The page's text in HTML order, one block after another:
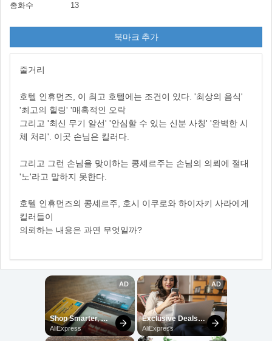
총화수
13
북마크 추가
줄거리
호텔 인휴먼즈, 이 최고 호텔에는 조건이 있다. '최상의 음식'
'최고의 힐링' '매혹적인 오락
그리고 '최신 무기 알선' '안심할 수 있는 신분 사칭' '완벽한 시
체 처리'. 이곳 손님은 킬러다.
그리고 그런 손님을 맞이하는 콩셰르주는 손님의 의뢰에 절대
'노'라고 말하지 못한다.
호텔 인휴먼즈의 콩셰르주, 호시 이쿠로와 하이자키 사라에게
킬러들이
의뢰하는 내용은 과연 무엇일까?